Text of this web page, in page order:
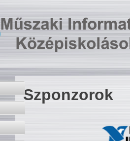
Szponzorok